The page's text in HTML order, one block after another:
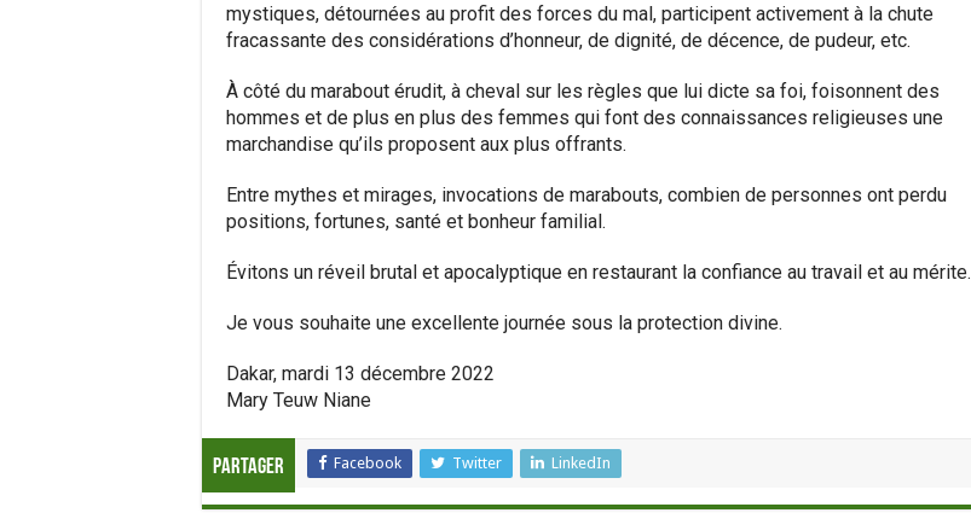
mystiques, détournées au profit des forces du mal, participent activement à la chute
fracassante des considérations d’honneur, de dignité, de décence, de pudeur, etc.
À côté du marabout érudit, à cheval sur les règles que lui dicte sa foi, foisonnent des
hommes et de plus en plus des femmes qui font des connaissances religieuses une
marchandise qu’ils proposent aux plus offrants.
Entre mythes et mirages, invocations de marabouts, combien de personnes ont perdu
positions, fortunes, santé et bonheur familial.
Évitons un réveil brutal et apocalyptique en restaurant la confiance au travail et au mérite.
Je vous souhaite une excellente journée sous la protection divine.
Dakar, mardi 13 décembre 2022
Mary Teuw Niane
Partager Facebook Twitter LinkedIn